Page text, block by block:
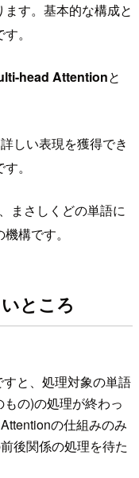
す。基本的な構成と
。
head Attentionと
しい表現を獲得でき
。
まさしくどの単語に
構です。
ところ
と、処理対象の単語
の)の処理が終わっ
の仕組みのみ
後関係の処理を待た